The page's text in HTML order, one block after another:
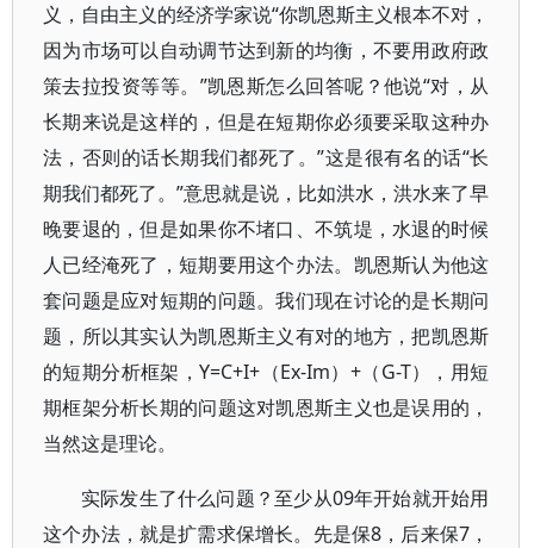
义，自由主义的经济学家说“你凯恩斯主义根本不对，
因为市场可以自动调节达到新的均衡，不要用政府政
策去拉投资等等。”凯恩斯怎么回答呢？他说“对，从
长期来说是这样的，但是在短期你必须要采取这种办
法，否则的话长期我们都死了。”这是很有名的话“长
期我们都死了。”意思就是说，比如洪水，洪水来了早
晚要退的，但是如果你不堵口、不筑堤，水退的时候
人已经淹死了，短期要用这个办法。凯恩斯认为他这
套问题是应对短期的问题。我们现在讨论的是长期问
题，所以其实认为凯恩斯主义有对的地方，把凯恩斯
的短期分析框架，Y=C+I+（Ex-Im）+（G-T），用短
期框架分析长期的问题这对凯恩斯主义也是误用的，
当然这是理论。
实际发生了什么问题？至少从09年开始就开始用
这个办法，就是扩需求保增长。先是保8，后来保7，